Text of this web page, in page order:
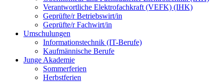
Verantwortliche Elektrofachkraft (VEFK) (IHK)
Geprüfte/r Betriebswirt/in
Geprüfte/r Fachwirt/in
Umschulungen
Informationstechnik (IT-Berufe)
Kaufmännische Berufe
Junge Akademie
Sommerferien
Herbstferien